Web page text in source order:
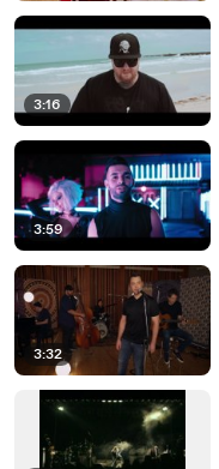
3:16
3:59
3:32